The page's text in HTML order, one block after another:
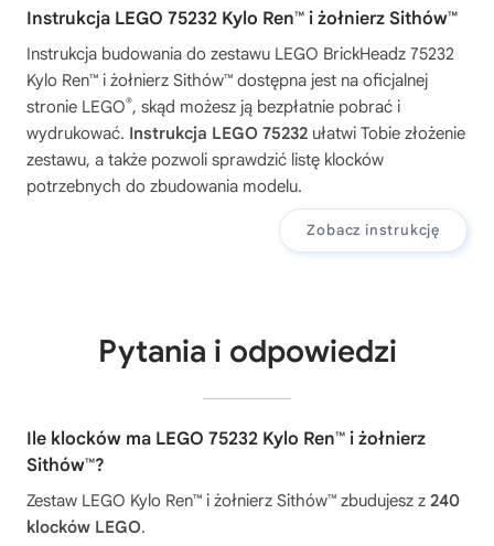
Instrukcja LEGO 75232 Kylo Ren™ i żołnierz Sithów™
Instrukcja budowania do zestawu LEGO BrickHeadz 75232
Kylo Ren™ i żołnierz Sithów™ dostępna jest na oficjalnej
stronie LEGO®, skąd możesz ją bezpłatnie pobrać i
wydrukować. Instrukcja LEGO 75232 ułatwi Tobie złożenie
zestawu, a także pozwoli sprawdzić listę klocków
potrzebnych do zbudowania modelu.
Zobacz instrukcję
Pytania i odpowiedzi
Ile klocków ma LEGO 75232 Kylo Ren™ i żołnierz
Sithów™?
Zestaw LEGO Kylo Ren™ i żołnierz Sithów™ zbudujesz z 240
klocków LEGO.